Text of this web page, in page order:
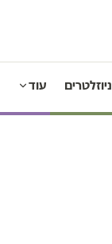
ניוזלטרים עוד